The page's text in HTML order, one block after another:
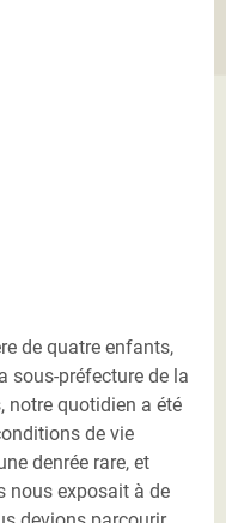
de quatre enfants,
sous-préfecture de la
notre quotidien a été
de vie
denrée rare, et
nous exposait à de